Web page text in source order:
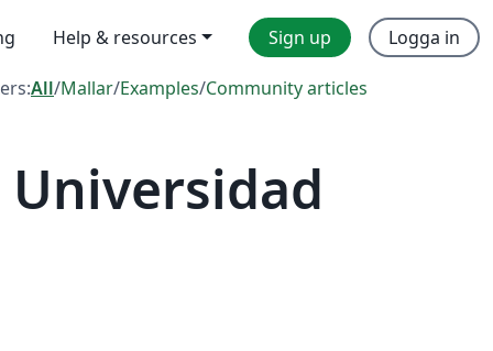
Help & resources Sign up Logga in
All/Mallar/Examples/Community articles